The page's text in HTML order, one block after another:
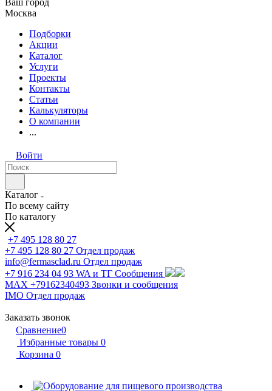
Ваш город
Москва
Подборки
Акции
Каталог
Услуги
Проекты
Контакты
Статьи
Калькуляторы
О компании
...
Войти
Каталог
По всему сайту
По каталогу
+7 495 128 80 27
+7 495 128 80 27 Отдел продаж
info@fermasclad.ru Отдел продаж
+7 916 234 04 93 WA и ТГ Сообщения
MAX +79162340493 Звонки и сообщения
IMO Отдел продаж
Заказать звонок
Сравнение0
Избранные товары 0
Корзина 0